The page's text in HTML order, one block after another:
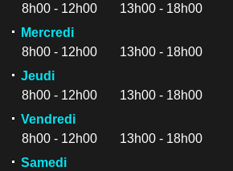
8h00 - 12h00 13h00 - 18h00
Mercredi
8h00 - 12h00 13h00 - 18h00
Jeudi
8h00 - 12h00 13h00 - 18h00
Vendredi
8h00 - 12h00 13h00 - 18h00
Samedi